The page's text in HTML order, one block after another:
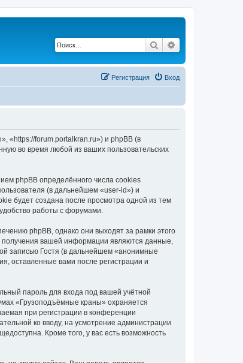
Поиск
Вход
Регистрация
«https://forum.portalkran.ru») и phpBB (в
во время любой из ваших пользовательских
phpBB определённого числа cookies
(в дальнейшем «user-id») и
будет создана после просмотра одной из тем
работы с форумами.
phpBB, однако они выходят за рамки этого
получения вашей информации являются данные,
записью Гостя (в дальнейшем «анонимные
оставленные вами после регистрации и
пароль для входа под вашей учётной
«Грузоподъёмные краны» охраняется
при регистрации в конференции
ко вводу, на усмотрение администрации
Кроме того, у вас есть возможность